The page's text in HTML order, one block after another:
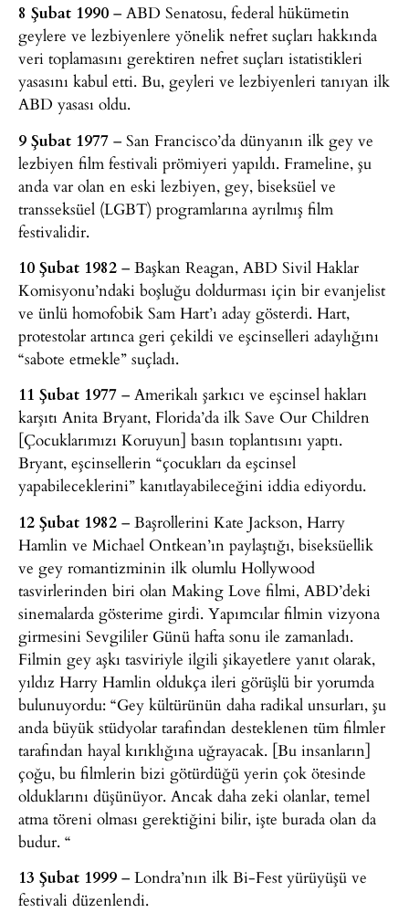
8 Şubat 1990 – ABD Senatosu, federal hükümetin
geylere ve lezbiyenlere yönelik nefret suçları hakkında
veri toplamasını gerektiren nefret suçları istatistikleri
yasasını kabul etti. Bu, geyleri ve lezbiyenleri tanıyan ilk
ABD yasası oldu.
9 Şubat 1977 – San Francisco’da dünyanın ilk gey ve
lezbiyen film festivali prömiyeri yapıldı. Frameline, şu
anda var olan en eski lezbiyen, gey, biseksüel ve
transseksüel (LGBT) programlarına ayrılmış film
festivalidir.
10 Şubat 1982 – Başkan Reagan, ABD Sivil Haklar
Komisyonu’ndaki boşluğu doldurması için bir evanjelist
ve ünlü homofobik Sam Hart’ı aday gösterdi. Hart,
protestolar artınca geri çekildi ve eşcinselleri adaylığını
“sabote etmekle” suçladı.
11 Şubat 1977 – Amerikalı şarkıcı ve eşcinsel hakları
karşıtı Anita Bryant, Florida’da ilk Save Our Children
[Çocuklarımızı Koruyun] basın toplantısını yaptı.
Bryant, eşcinsellerin “çocukları da eşcinsel
yapabileceklerini” kanıtlayabileceğini iddia ediyordu.
12 Şubat 1982 – Başrollerini Kate Jackson, Harry
Hamlin ve Michael Ontkean’ın paylaştığı, biseksüellik
ve gey romantizminin ilk olumlu Hollywood
tasvirlerinden biri olan Making Love filmi, ABD’deki
sinemalarda gösterime girdi. Yapımcılar filmin vizyona
girmesini Sevgililer Günü hafta sonu ile zamanladı.
Filmin gey aşkı tasviriyle ilgili şikayetlere yanıt olarak,
yıldız Harry Hamlin oldukça ileri görüşlü bir yorumda
bulunuyordu: “Gey kültürünün daha radikal unsurları, şu
anda büyük stüdyolar tarafından desteklenen tüm filmler
tarafından hayal kırıklığına uğrayacak. [Bu insanların]
çoğu, bu filmlerin bizi götürdüğü yerin çok ötesinde
olduklarını düşünüyor. Ancak daha zeki olanlar, temel
atma töreni olması gerektiğini bilir, işte burada olan da
budur. “
13 Şubat 1999 – Londra’nın ilk Bi-Fest yürüyüşü ve
festivali düzenlendi.